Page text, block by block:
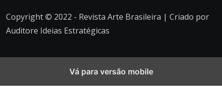
Copyright © 2022 - Revista Arte Brasileira | Criado por
Auditore Ideias Estratégicas
Vá para versão mobile